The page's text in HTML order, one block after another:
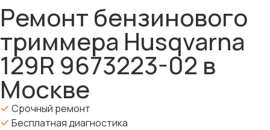
Ремонт бензинового
триммера Husqvarna
129R 9673223-02 в
Москве
Срочный ремонт
Бесплатная диагностика